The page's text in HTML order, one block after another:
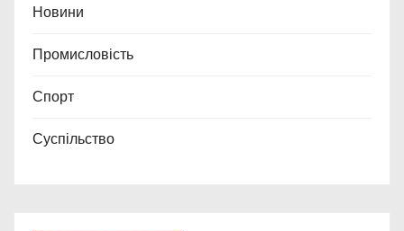
Новини
Промисловість
Спорт
Суспільство